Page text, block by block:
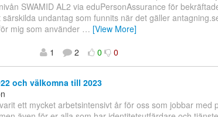
SWAMID AL2 via eduPersonAssurance för
undantag som funnits när det gäller
mig som använder … [View More]
1
2 0 0
och välkomna till 2023
ett mycket arbetsintensivt år för oss som jobbar med